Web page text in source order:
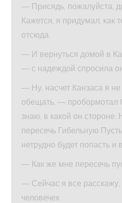
— Присядь, пожалуйста,
Кажется, я придумал, как
отсюда.
— И вернуться домой в
— с надеждой спросила
— Ну, насчет Канзаса я не
обещать, — пробормотал
знаю, в какой он
пересечь Гибельную
нетрудно будет попасть и
— Как же мне пересечь
— Сейчас я все
человечек.